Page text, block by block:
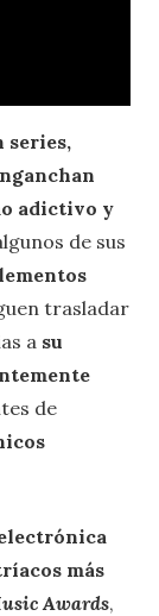
series,
adictivo y
de sus
trasladar
a su
de
más
Awards,